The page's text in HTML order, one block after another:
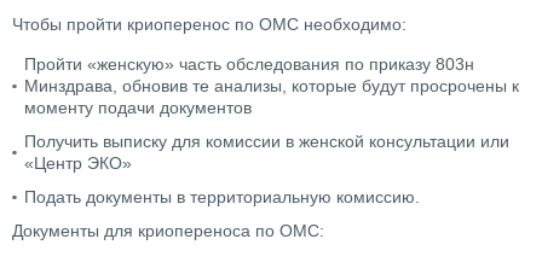
Чтобы пройти криоперенос по ОМС необходимо:
Пройти «женскую» часть обследования по приказу 803н
Минздрава, обновив те анализы, которые будут просрочены к
моменту подачи документов
Получить выписку для комиссии в женской консультации или
«Центр ЭКО»
Подать документы в территориальную комиссию.
Документы для криопереноса по ОМС: